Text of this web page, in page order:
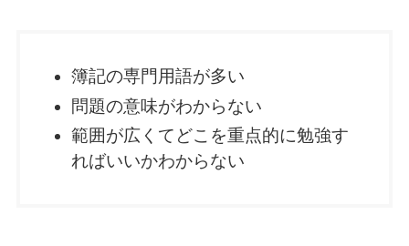
簿記の専門用語が多い
問題の意味がわからない
範囲が広くてどこを重点的に勉強す
ればいいかわからない